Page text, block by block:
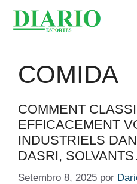
COMIDA
COMMENT
EFFICACEMENT
INDUSTRIELS
DASRI,
Setembro 8, 2025 por